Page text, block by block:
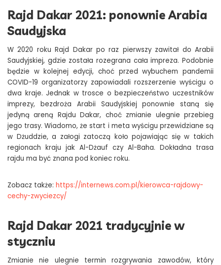
Rajd Dakar 2021: ponownie Arabia
Saudyjska
W 2020 rokuRajd Dakar po raz pierwszy zawitał do Arabii
Saudyjskiej, gdzie została rozegrana cała impreza. Podobnie
będzie w kolejnej edycji, choć przed wybuchem pandemii
COVID-19 organizatorzy zapowiadali rozszerzenie wyścigu o
dwa kraje. Jednak w trosce o bezpieczeństwo uczestników
imprezy, bezdroża Arabii Saudyjskiej ponownie staną się
jedyną areną Rajdu Dakar, choć zmianie ulegnie przebieg
jego trasy. Wiadomo, że start i meta wyścigu przewidziane są
w Dżuddzie, a załogi zatoczą koło pojawiając się w takich
regionach kraju jak Al-Dżauf czy Al-Baha. Dokładna trasa
rajdu ma być znana pod koniec roku.
Zobacz także: https://internews.com.pl/kierowca-rajdowy-
cechy-zwyciezcy/
Rajd Dakar 2021 tradycyjnie w
styczniu
Zmianie nie ulegnie termin rozgrywania zawodów, który